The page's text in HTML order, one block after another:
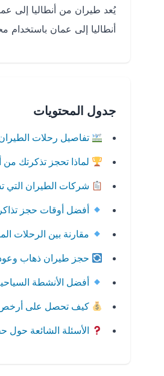
يُعد طيران من أنطاليا إلى
أنطاليا إلى عمان
جدول المحتويات
تفاصيل رحلات
لماذا تحجز تذكرتك من
شركات الطيران التي
أفضل أوقات حجز
مقارنة بين الرحلات
حجز طيران ذهاب
أفضل الأنشطة
كيف تحصل على أرخص
الأسئلة الشائعة حول